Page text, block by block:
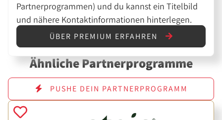
Partnerprogrammen) und du kannst ein Titelbild
und nähere Kontaktinformationen hinterlegen.
ÜBER PREMIUM ERFAHREN
Ähnliche Partnerprogramme
PUSHE DEIN PARTNERPROGRAMM